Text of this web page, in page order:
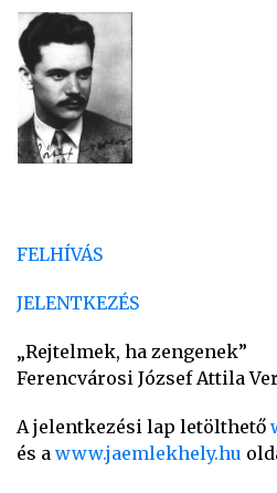
FELHÍVÁS
JELENTKEZÉS
„Rejtelmek, ha zengenek”
Ferencvárosi József Attila
Ajelentkezési lap letölthető
és a www.jaemlekhely.hu